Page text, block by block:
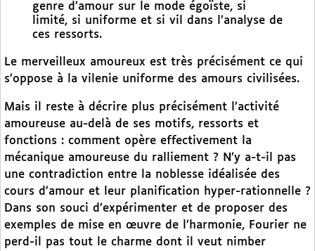
genre d’amour sur le mode égoïste, si
limité, si uniforme et si vil dans l’analyse de
ces ressorts.
Le merveilleux amoureux est très précisément ce qui
s’oppose à la vilenie uniforme des amours civilisées.
Mais il reste à décrire plus précisément l’activité
amoureuse au-delà de ses motifs, ressorts et
fonctions : comment opère effectivement la
mécanique amoureuse du ralliement ? N’y a-t-il pas
une contradiction entre la noblesse idéalisée des
cours d’amour et leur planification hyper-rationnelle ?
Dans son souci d’expérimenter et de proposer des
exemples de mise en œuvre de l’harmonie, Fourier ne
perd-il pas tout le charme dont il veut nimber